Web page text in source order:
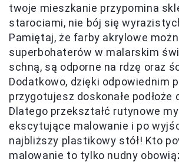
twoje mieszkanie przypomina
starociami, nie bój się
Pamiętaj, że farby akrylowe
superbohaterów w malarskim
schną, są odporne na rdzę oraz
Dodatkowo, dzięki odpowiednim
przygotujesz doskonałe podłoże
Dlatego przekształć rutynowe
ekscytujące malowanie i po
najbliższy plastikowy stół! Kto
malowanie to tylko nudny